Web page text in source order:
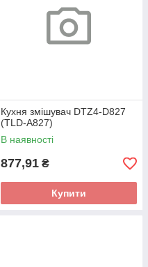
Кухня змішувач DTZ4-D827
(TLD-A827)
В наявності
877,91 ₴
Купити